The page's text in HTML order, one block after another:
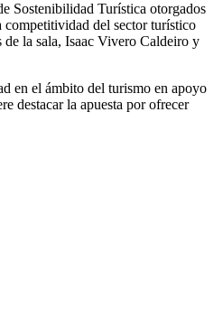
Sostenibilidad Turística otorgados
del sector turístico
la sala, Isaac Vivero Caldeiro y
en el ámbito del turismo en apoyo
destacar la apuesta por ofrecer